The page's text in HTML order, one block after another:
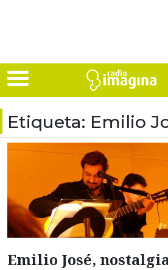
Etiqueta: Emilio
Emilio José,